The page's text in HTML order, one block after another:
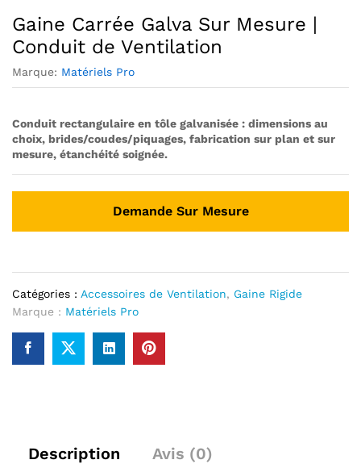
Gaine Carrée Galva Sur Mesure |
Conduit de Ventilation
Marque: Matériels Pro
Conduit rectangulaire en tôle galvanisée : dimensions au
choix, brides/coudes/piquages, fabrication sur plan et sur
mesure, étanchéité soignée.
Demande Sur Mesure
Catégories : Accessoires de Ventilation, Gaine Rigide
Marque : Matériels Pro
Description Avis (0)